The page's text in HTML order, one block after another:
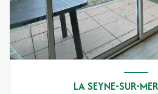
LA SEYNE-SUR-